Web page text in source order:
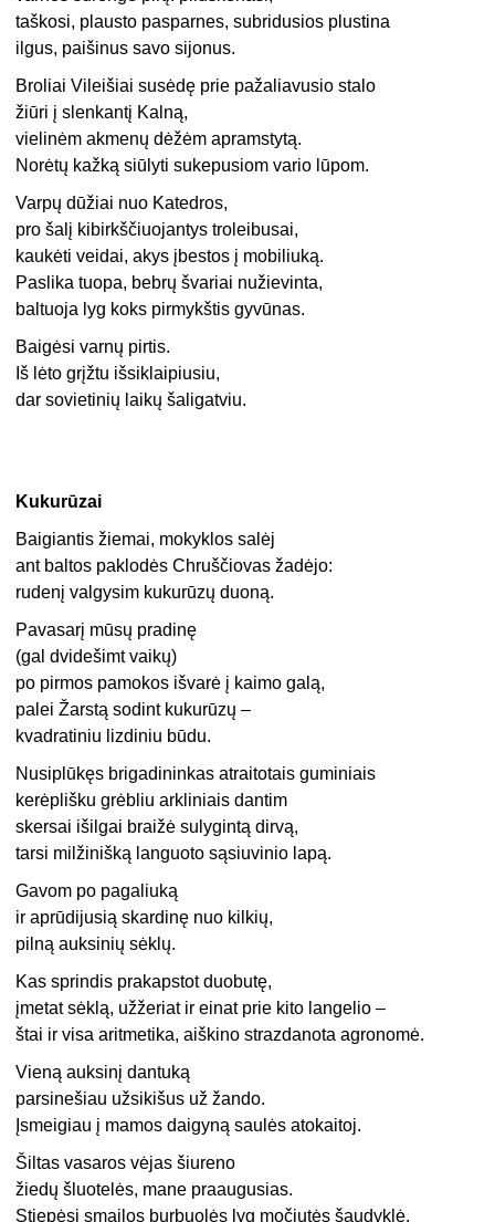
taškosi, plausto pasparnes, subridusios plustina
ilgus, paišinus savo sijonus.
Broliai Vileišiai susėdę prie pažaliavusio stalo
žiūri į slenkantį Kalną,
vielinėm akmenų dėžėm apramstytą.
Norėtų kažką siūlyti sukepusiom vario lūpom.
Varpų dūžiai nuo Katedros,
pro šalį kibirkščiuojantys troleibusai,
kaukėti veidai, akys įbestos į mobiliuką.
Paslika tuopa, bebrų švariai nužievinta,
baltuoja lyg koks pirmykštis gyvūnas.
Baigėsi varnų pirtis.
Iš lėto grįžtu išsiklaipiusiu,
dar sovietinių laikų šaligatviu.
Kukurūzai
Baigiantis žiemai, mokyklos salėj
ant baltos paklodės Chruščiovas žadėjo:
rudenį valgysim kukurūzų duoną.
Pavasarį mūsų pradinę
(gal dvidešimt vaikų)
po pirmos pamokos išvarė į kaimo galą,
palei Žarstą sodint kukurūzų –
kvadratiniu lizdiniu būdu.
Nusiplūkęs brigadininkas atraitotais guminiais
kerėplišku grėbliu arkliniais dantim
skersai išilgai braižė sulygintą dirvą,
tarsi milžinišką languoto sąsiuvinio lapą.
Gavom po pagaliuką
ir aprūdijusią skardinę nuo kilkių,
pilną auksinių sėklų.
Kas sprindis prakapstot duobutę,
įmetat sėklą, užžeriat ir einat prie kito langelio –
štai ir visa aritmetika, aiškino strazdanota agronomė.
Vieną auksinį dantuką
parsinešiau užsikišus už žando.
Įsmeigiau į mamos daigyną saulės atokaitoj.
Šiltas vasaros vėjas šiureno
žiedų šluotelės, mane praaugusias.
Stiepėsi smailos burbuolės lyg močiutės šaudyklė.